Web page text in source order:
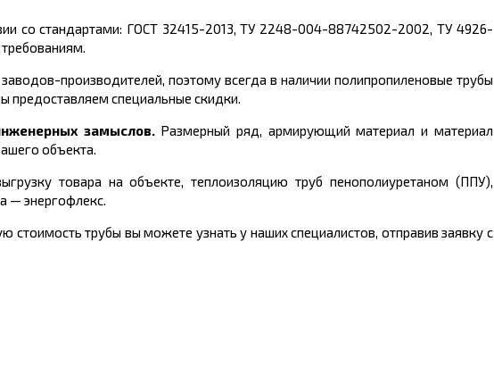
со стандартами: ГОСТ 32415-2013, ТУ 2248-004-88742502-2002, ТУ 4926-
производителей, поэтому всегда в наличии полипропиленовые трубы
предоставляем специальные скидки.
замыслов. Размерный ряд, армирующий материал и материал
объекта.
товара на объекте, теплоизоляцию труб пенополиуретаном (ППУ),
— энергофлекс.
трубы вы можете узнать у наших специалистов, отправив заявку с